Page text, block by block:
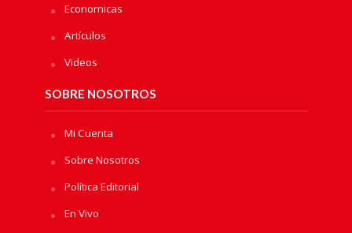
Economicas
Artículos
Videos
SOBRE NOSOTROS
Mi Cuenta
Sobre Nosotros
Política Editorial
En Vivo